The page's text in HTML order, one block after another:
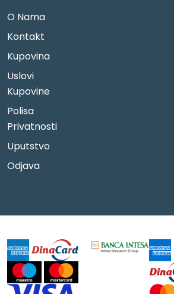
O Nama
Kontakt
Kupovina
Uslovi
Kupovine
Polisa
Privatnosti
Uputstvo
Odjava